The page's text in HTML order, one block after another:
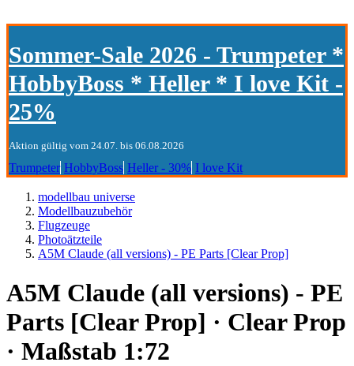
Sommer-Sale 2026 - Trumpeter *
HobbyBoss * Heller * I love Kit -
25%
Aktion gültig vom 24.07. bis 06.08.2026
Trumpeter HobbyBoss Heller - 30% I love Kit
modellbau universe
Modellbauzubehör
Flugzeuge
Photoätzteile
A5M Claude (all versions) - PE Parts [Clear Prop]
A5M Claude (all versions) - PE
Parts [Clear Prop] · Clear Prop
· Maßstab 1:72